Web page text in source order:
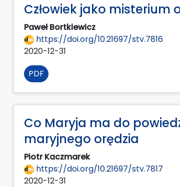
Człowiek jako misterium
Paweł Bortkiewicz
https://doi.org/10.21697/stv.7816
2020-12-31
PDF
Co Maryja ma do
maryjnego orędzia
Piotr Kaczmarek
https://doi.org/10.21697/stv.7817
2020-12-31